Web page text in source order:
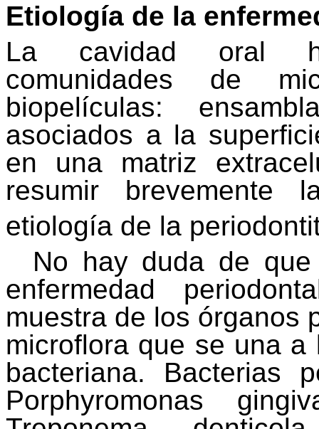
Etiología de la
La cavidad oral
comunidades de
biopelículas:
asociados a la
en una matriz
resumir brevemente
etiología de la
No hay duda de
enfermedad
muestra de los órganos
microflora que se una a
bacteriana. Bacterias
Porphyromonas